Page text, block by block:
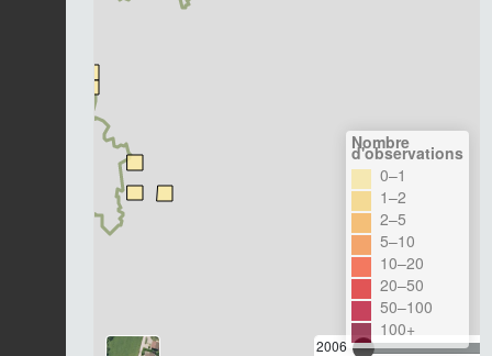
2006
Nombre
d'observations
0–1
1–2
2–5
5–10
10–20
20–50
50–100
100+